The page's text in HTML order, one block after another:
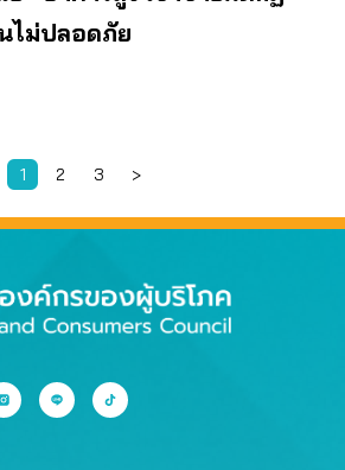
ไม่ปลอดภัย
1 2 3 >